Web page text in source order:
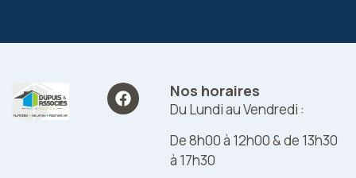
Nos horaires
Du Lundi au Vendredi :
De 8h00 à 12h00 & de 13h30
à 17h30